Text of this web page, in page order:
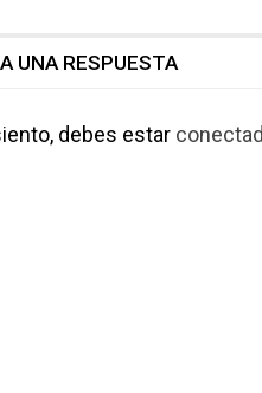
UNA RESPUESTA
debes estar